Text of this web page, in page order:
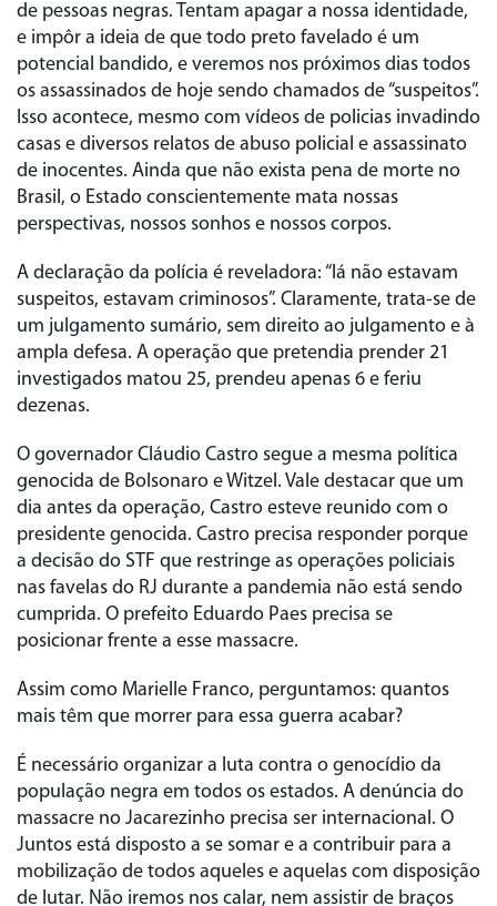
de pessoas negras. Tentam apagar a nossa identidade,
e impôr a ideia de que todo preto favelado é um
potencial bandido, e veremos nos próximos dias todos
os assassinados de hoje sendo chamados de “suspeitos”.
Isso acontece, mesmo com vídeos de policias invadindo
casas e diversos relatos de abuso policial e assassinato
de inocentes. Ainda que não exista pena de morte no
Brasil, o Estado conscientemente mata nossas
perspectivas, nossos sonhos e nossos corpos.
A declaração da polícia é reveladora: “lá não estavam
suspeitos, estavam criminosos”. Claramente, trata-se de
um julgamento sumário, sem direito ao julgamento e à
ampla defesa. A operação que pretendia prender 21
investigados matou 25, prendeu apenas 6 e feriu
dezenas.
O governador Cláudio Castro segue a mesma política
genocida de Bolsonaro e Witzel. Vale destacar que um
dia antes da operação, Castro esteve reunido com o
presidente genocida. Castro precisa responder porque
a decisão do STF que restringe as operações policiais
nas favelas do RJ durante a pandemia não está sendo
cumprida. O prefeito Eduardo Paes precisa se
posicionar frente a esse massacre.
Assim como Marielle Franco, perguntamos: quantos
mais têm que morrer para essa guerra acabar?
É necessário organizar a luta contra o genocídio da
população negra em todos os estados. A denúncia do
massacre no Jacarezinho precisa ser internacional. O
Juntos está disposto a se somar e a contribuir para a
mobilização de todos aqueles e aquelas com disposição
de lutar. Não iremos nos calar, nem assistir de braços